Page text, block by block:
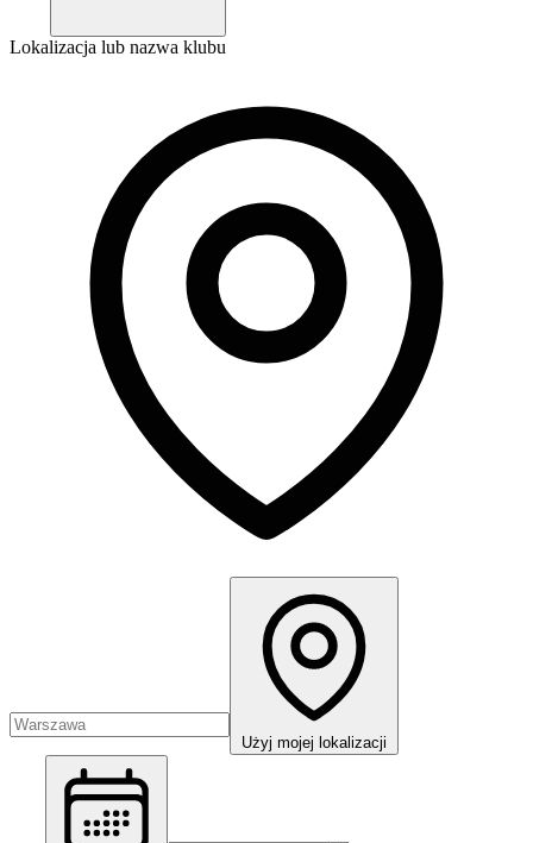
Lokalizacja lub nazwa klubu
Użyj mojej lokalizacji